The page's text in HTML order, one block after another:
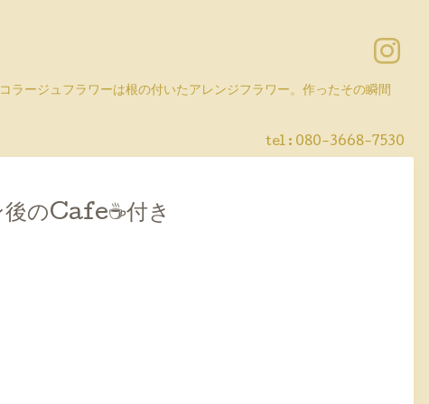
ラージュフラワーは根の付いたアレンジフラワー。作ったその瞬間
tel : 080-3668-7530
のCafe☕️付き